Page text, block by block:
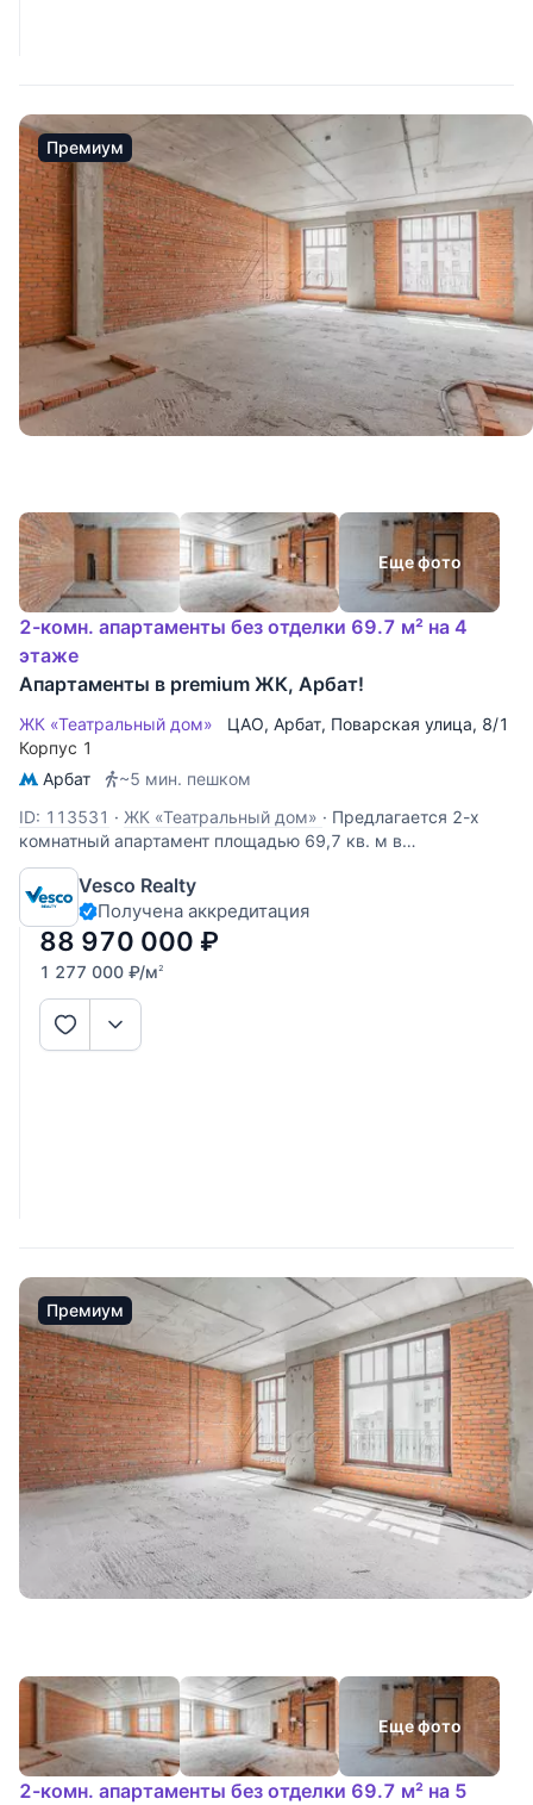
Премиум
Еще фото
2-комн. апартаменты без отделки 69.7 м² на 4
этаже
Апартаменты в premium ЖК, Арбат!
ЖК «Театральный дом» ЦАО, Арбат, Поварская улица, 8/1
Корпус 1
Арбат
~5 мин. пешком
ID: 113531 · ЖК «Театральный дом» · Предлагается 2-х
комнатный апартамент площадью 69,7 кв. м в
премиальном жилом комплексе на Арбате «Театральный
дом». Апартамент расположен на 4-м этаже и имеет
свободную планировку. Возможный вариант зонирования
пространства: просторная кухня
Vesco Realty
Получена аккредитация
88 970 000 ₽
1 277 000 ₽/м2
Премиум
Еще фото
2-комн. апартаменты без отделки 69.7 м² на 5